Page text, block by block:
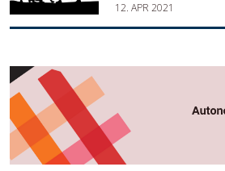
12. APR 2021